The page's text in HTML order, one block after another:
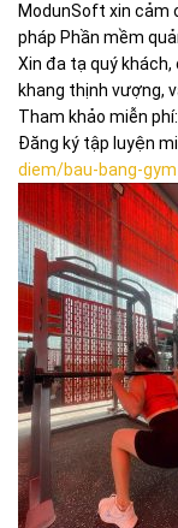
ModunSoft xin cảm
pháp Phần mềm
Xin đa tạ quý khách,
khang thịnh vượng,
Tham khảo miễn phí:
Đăng ký tập luyện
diem/bau-bang-gym